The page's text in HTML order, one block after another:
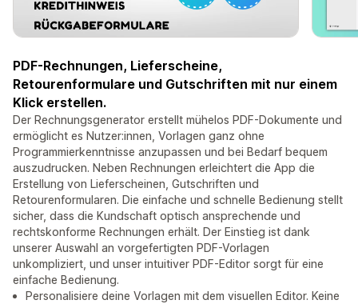
PDF-Rechnungen, Lieferscheine,
Retourenformulare und Gutschriften mit nur einem
Klick erstellen.
Der Rechnungsgenerator erstellt mühelos PDF-Dokumente und
ermöglicht es Nutzer:innen, Vorlagen ganz ohne
Programmierkenntnisse anzupassen und bei Bedarf bequem
auszudrucken. Neben Rechnungen erleichtert die App die
Erstellung von Lieferscheinen, Gutschriften und
Retourenformularen. Die einfache und schnelle Bedienung stellt
sicher, dass die Kundschaft optisch ansprechende und
rechtskonforme Rechnungen erhält. Der Einstieg ist dank
unserer Auswahl an vorgefertigten PDF-Vorlagen
unkompliziert, und unser intuitiver PDF-Editor sorgt für eine
einfache Bedienung.
Personalisiere deine Vorlagen mit dem visuellen Editor. Keine